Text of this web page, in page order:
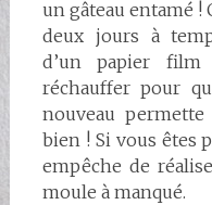
un gâteau entamé !
deux jours à
d’un papier
réchauffer pour
nouveau
bien ! Si vous êtes
empêche de
moule à manqué.